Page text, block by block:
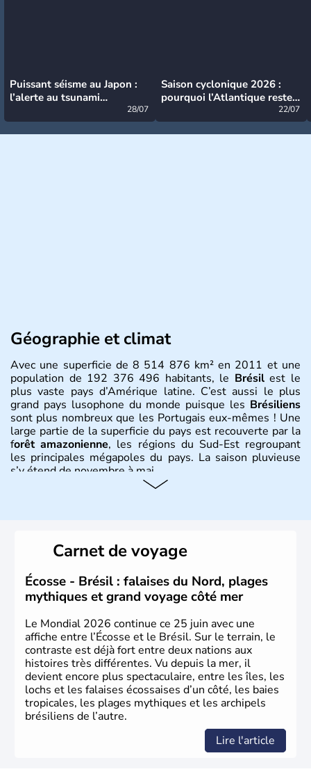
Puissant séisme au Japon :
l’alerte au tsunami
28/07
Saison cyclonique 2026 :
pourquoi l’Atlantique reste
22/07
Géographie et climat
Avec une superficie de 8 514 876 km² en 2011 et une
population de 192 376 496 habitants, le Brésilest le
plus vaste pays d’Amérique latine. C’est aussi le plus
grand pays lusophone du monde puisque les Brésiliens
sont plus nombreux que les Portugais eux-mêmes ! Une
large partie de la superficie du pays est recouverte par la
forêt amazonienne, les régions du Sud-Est regroupant
les principales mégapoles du pays. La saison pluvieuse
s’y étend de novembre à mai.
du Brésil ont été atteintes par le portugais Cabral en
1500. Durant le XVIe siècle, de très nombreux esclaves
venus d'Afrique ont permis une large exploitation des
ressources en sucre du pays.
Carnet de voyage
Écosse - Brésil : falaises du Nord, plages
mythiques et grand voyage côté mer
Le Mondial 2026 continue ce 25 juin avec une
affiche entre l’Écosse et le Brésil. Sur le terrain, le
contraste est déjà fort entre deux nations aux
histoires très différentes. Vu depuis la mer, il
devient encore plus spectaculaire, entre les îles, les
lochs et les falaises écossaises d’un côté, les baies
tropicales, les plages mythiques et les archipels
brésiliens de l’autre.
Lire l'article